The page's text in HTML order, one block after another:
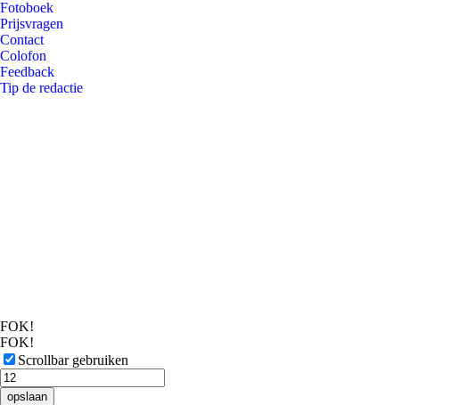
Fotoboek
Prijsvragen
Contact
Colofon
Feedback
Tip de redactie
FOK!
FOK!
Scrollbar gebruiken
opslaan